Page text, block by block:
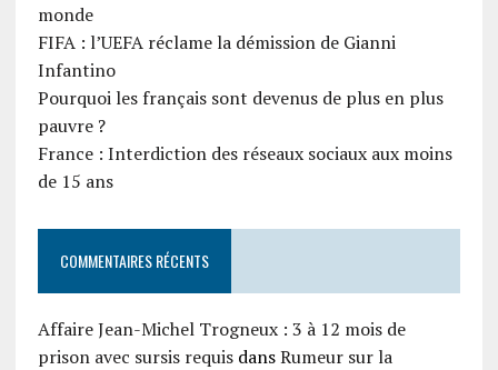
monde
FIFA : l’UEFA réclame la démission de Gianni
Infantino
Pourquoi les français sont devenus de plus en plus
pauvre ?
France : Interdiction des réseaux sociaux aux moins
de 15 ans
COMMENTAIRES RÉCENTS
Affaire Jean-Michel Trogneux : 3 à 12 mois de
prison avec sursis requisdansRumeur sur la